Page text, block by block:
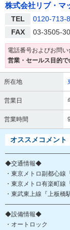
株式会社リブ・マ
TEL 0120-713-
FAX
03-3505-
電話番号およびお問い
営業・セールス目的で
所在地
営業日
営業時間
オススメコメント
◆交通情報◆
・東京メトロ副都心線
・東京メトロ有楽町線
・東武東上線『上板橋
◆設備情報◆
・オートロック